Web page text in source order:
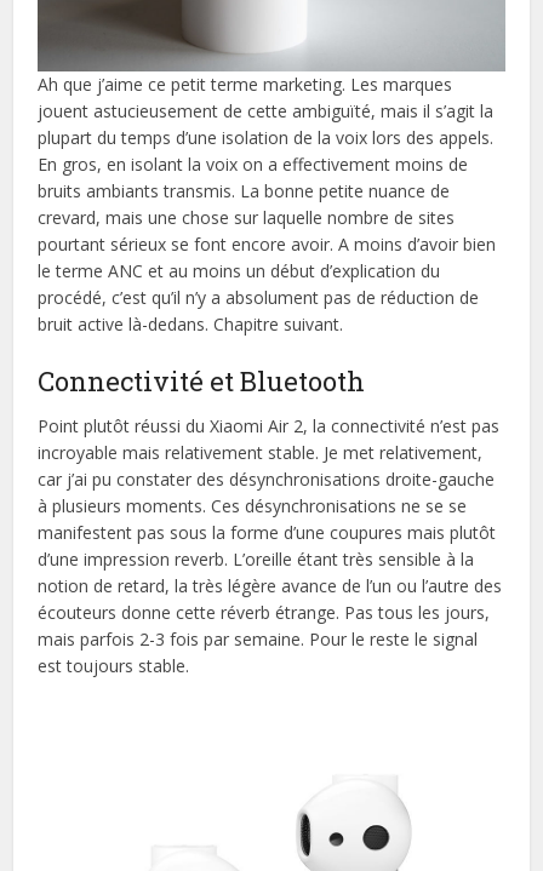
Ah que j’aime ce petit terme marketing. Les marques
jouent astucieusement de cette ambiguïté, mais il s’agit la
plupart du temps d’une isolation de la voix lors des appels.
En gros, en isolant la voix on a effectivement moins de
bruits ambiants transmis. La bonne petite nuance de
crevard, mais une chose sur laquelle nombre de sites
pourtant sérieux se font encore avoir. A moins d’avoir bien
le terme ANC et au moins un début d’explication du
procédé, c’est qu’il n’y a absolument pas de réduction de
bruit active là-dedans. Chapitre suivant.
Connectivité et Bluetooth
Point plutôt réussi du Xiaomi Air 2, la connectivité n’est pas
incroyable mais relativement stable. Je met relativement,
car j’ai pu constater des désynchronisations droite-gauche
à plusieurs moments. Ces désynchronisations ne se se
manifestent pas sous la forme d’une coupures mais plutôt
d’une impression reverb. L’oreille étant très sensible à la
notion de retard, la très légère avance de l’un ou l’autre des
écouteurs donne cette réverb étrange. Pas tous les jours,
mais parfois 2-3 fois par semaine. Pour le reste le signal
est toujours stable.